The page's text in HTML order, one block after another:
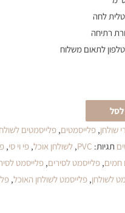
לחה
רתיחה
לתאום משלוח
שולחן,פלייסמטים,פלייסמטים
תגיות: PVC
,לשולחן אוכל,פי וי סי,
חמים,פלייסמט לסירים,פלייסמט
לשולחן,פלייסמט לשולחן האוכל,